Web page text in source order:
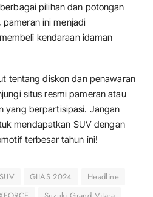
pilihan dan potongan
ini menjadi
kendaraan idaman
tentang diskon dan penawaran
situs resmi pameran atau
yang berpartisipasi. Jangan
mendapatkan SUV dengan
terbesar tahun ini!
GIIAS 2024
Headline